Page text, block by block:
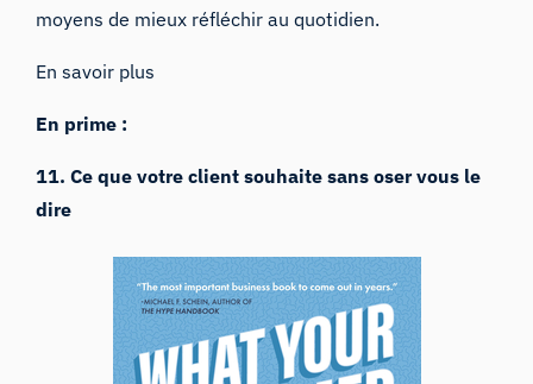
moyens de mieux réfléchir au quotidien.
En savoir plus
En prime :
11. Ce que votre client souhaite sans oser vous le
dire